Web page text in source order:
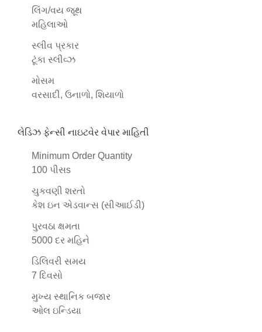
લિંગ/વય જૂથ
મહિલાઓ
સ્લીવ પ્રકાર
ટૂંકા સ્લીવ્ઝ
મોસમ
વરસાદી, ઉનાળો, શિયાળો
લેડિઝ ફેન્સી નાઇટવેર વેપાર માહિતી
Minimum Order Quantity
100 પીસs
ચુકવણી શરતો
કેશ ઇન એડવાન્સ (સીઆઈડી)
પુરવઠા ક્ષમતા
5000 દર મહિને
ડિલિવરી સમય
7 દિવસો
મુખ્ય સ્થાનિક બજાર
ઓલ ઇન્ડિયા